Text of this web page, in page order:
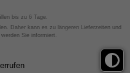
bis zu 6 Tage.
Daher kann es zu längeren Lieferzeiten und
Sie informiert.